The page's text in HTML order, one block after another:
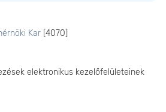
Kar [4070]
elektronikus kezelőfelületeinek